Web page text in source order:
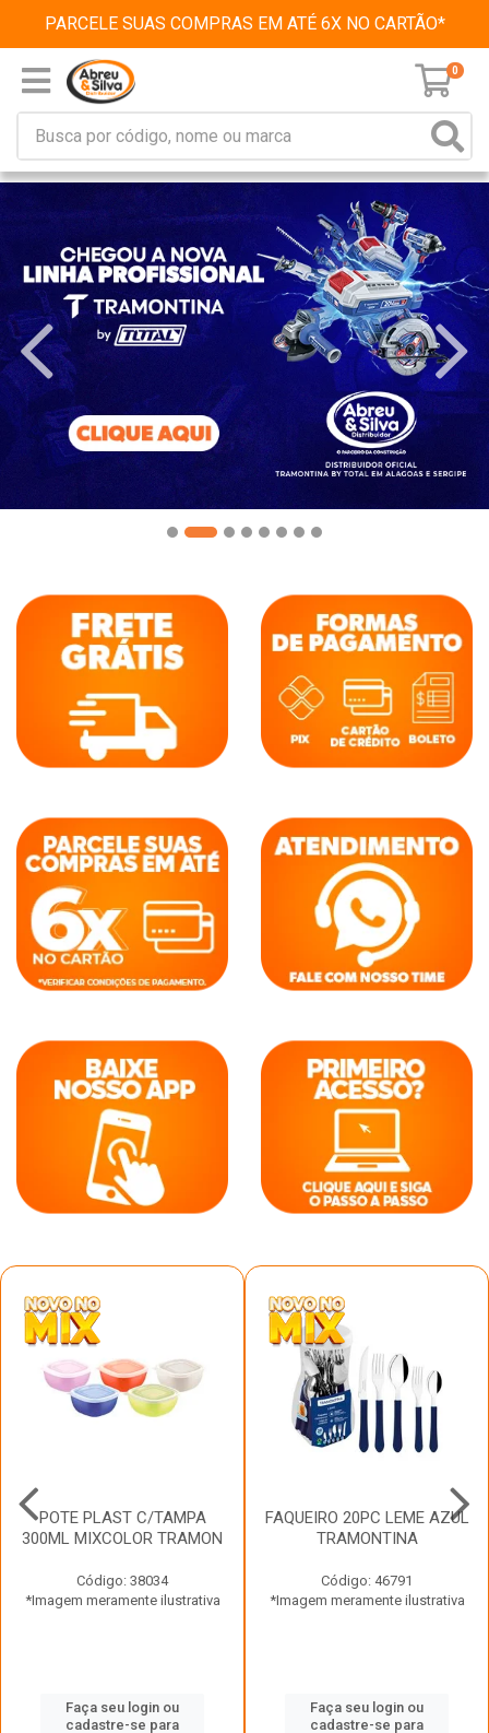
PARCELE SUAS COMPRAS EM ATÉ 6X NO CARTÃO*
0
POTE PLAST C/TAMPA
300ML MIXCOLOR TRAMON
Código: 38034
*Imagem meramente ilustrativa
Faça seu login ou
cadastre-se para
FAQUEIRO 20PC LEME AZUL
TRAMONTINA
Código: 46791
*Imagem meramente ilustrativa
Faça seu login ou
cadastre-se para